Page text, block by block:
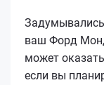
ваш Форд
может
если вы